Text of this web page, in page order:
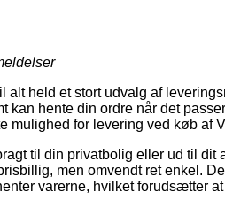
held et stort udvalg af
kan hente din ordre når det
mulighed for levering ved køb af
til din privatbolig eller ud til dit
men omvendt ret enkel.
varerne, hvilket forudsætter at